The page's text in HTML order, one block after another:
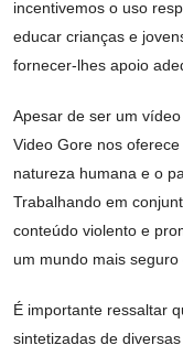
incentivemos o uso
educar crianças e
fornecer-lhes apoio
Apesar de ser um
Video Gore nos
natureza humana e o
Trabalhando em
conteúdo violento e
um mundo mais
É importante ressaltar
sintetizadas de